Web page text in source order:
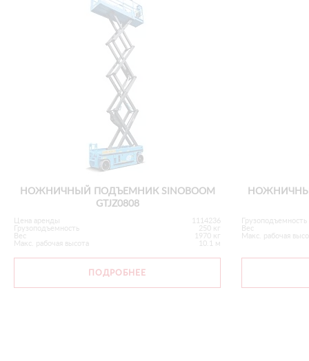
НОЖНИЧНЫЙ ПОДЪЕМНИК SINOBOOM
GTJZ0808
Цена аренды
1114236
Грузоподъемность
250 кг
Вес
1970 кг
Макс. рабочая высота
10.1 м
ПОДРОБНЕЕ
Грузоподъемность
Вес
Макс. рабочая